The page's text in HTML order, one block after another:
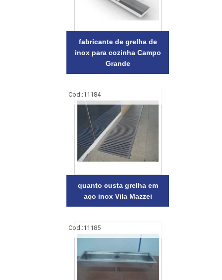
fabricante de grelha de
inox para cozinha Campo
Grande
Cod.:11184
quanto custa grelha em
aço inox Vila Mazzei
Cod.:11185